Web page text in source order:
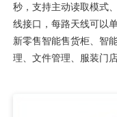
秒，支持主动读取模式
线接口，每路天线可以
新零售智能售货柜、智
理、文件管理、服装门